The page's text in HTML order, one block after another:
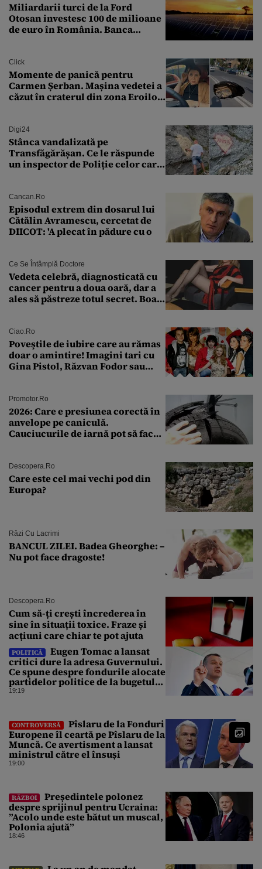
Miliardarii turci de la Ford
Otosan investesc 100 de milioane
de euro în România. Banca
Click
Momente de panică pentru
Carmen Șerban. Mașina vedetei a
căzut în craterul din zona Eroilor:
Digi24
Stânca vandalizată pe
Transfăgărășan. Ce le răspunde
un inspector de Poliție celor care
Cancan.ro
Episodul extrem din dosarul lui
Cătălin Avramescu, cercetat de
DIICOT: 'A plecat în pădure cu o
Ce Se Întâmplă Doctore
Vedeta celebră, diagnosticată cu
cancer pentru a doua oară, dar a
ales să păstreze totul secret. Boala
Ciao.ro
Poveştile de iubire care au rămas
doar o amintire! Imagini tari cu
Gina Pistol, Răzvan Fodor sau
Promotor.ro
2026: Care e presiunea corectă în
anvelope pe caniculă.
Cauciucurile de iarnă pot să facă
Descopera.ro
Care este cel mai vechi pod din
Europa?
Râzi Cu Lacrimi
BANCUL ZILEI. Badea Gheorghe: –
Nu pot face dragoste!
Descopera.ro
Cum să-ți crești încrederea în
sine în situații toxice. Fraze și
acțiuni care chiar te pot ajuta
POLITICĂ
Eugen Tomac a lansat
critici dure la adresa Guvernului.
Ce spune despre fondurile alocate
partidelor politice de la bugetul
de stat
19:19
CONTROVERSĂ
Pîslaru de la Fonduri
Europene îl ceartă pe Pîslaru de la
Muncă. Ce avertisment a lansat
ministrul către el însuși
19:00
RĂZBOI
Președintele polonez
despre sprijinul pentru Ucraina:
”Acolo unde este bătut un muscal,
Polonia ajută”
18:46